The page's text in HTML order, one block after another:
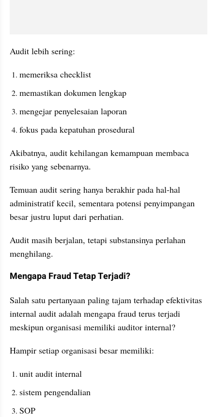
Audit lebih sering:
memeriksa checklist
memastikan dokumen lengkap
mengejar penyelesaian laporan
fokus pada kepatuhan prosedural
Akibatnya, audit kehilangan kemampuan membaca
risiko yang sebenarnya.
Temuan audit sering hanya berakhir pada hal-hal
administratif kecil, sementara potensi penyimpangan
besar justru luput dari perhatian.
Audit masih berjalan, tetapi substansinya perlahan
menghilang.
Mengapa Fraud Tetap Terjadi?
Salah satu pertanyaan paling tajam terhadap efektivitas
internal audit adalah mengapa fraud terus terjadi
meskipun organisasi memiliki auditor internal?
Hampir setiap organisasi besar memiliki:
unit audit internal
sistem pengendalian
SOP